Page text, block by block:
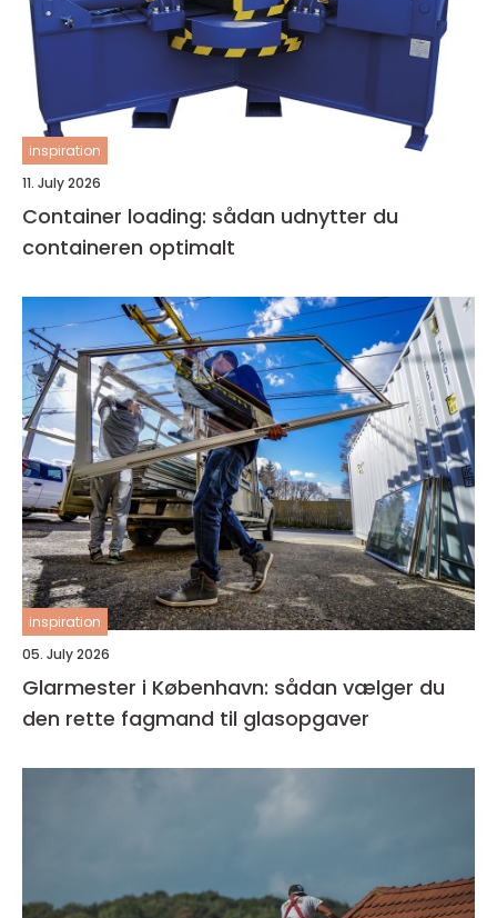
inspiration
11. July 2026
Container loading: sådan udnytter du
containeren optimalt
inspiration
05. July 2026
Glarmester i København: sådan vælger du
den rette fagmand til glasopgaver